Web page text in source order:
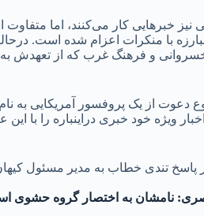
با منکرات اعزام شده است.
و فرهنگ غرب که از تعهدش
دعوت از یک پروفسور آمریکایی
تندی خطاب به مدیر مسئول
نامشان به اختصار گروه حشوی